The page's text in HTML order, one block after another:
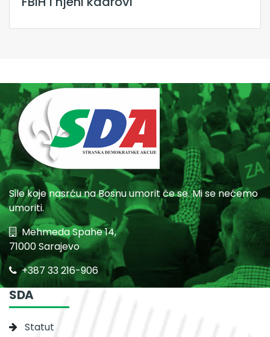
Sile koje nasrću na Bosnu umorit će se. Mi se nećemo
umoriti.
Mehmeda Spahe 14,
71000 Sarajevo
+387 33 216-906
SDA
Statut